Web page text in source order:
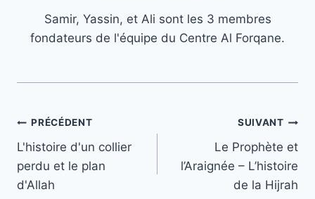
Samir, Yassin, et Ali sont les 3 membres
fondateurs de l'équipe du Centre Al Forqane.
Navigation
de
l’article
PRÉCÉDENT
L'histoire d'un collier
perdu et le plan
d'Allah
SUIVANT
Le Prophète et
l’Araignée – L’histoire
de la Hijrah